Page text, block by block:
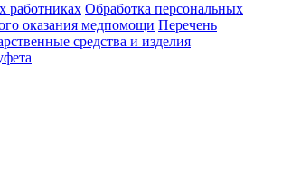
работниках Обработка персональных
оказания медпомощи Перечень
средства и изделия